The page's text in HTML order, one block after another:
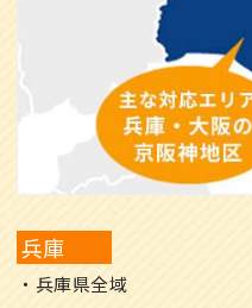
兵庫
・兵庫県全域